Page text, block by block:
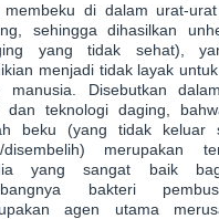
membeku di dalam urat-
sehingga dihasilkan
yang tidak sehat),
menjadi tidak layak
manusia. Disebutkan
dan teknologi daging,
beku (yang tidak keluar
disembelih) merupakan
yang sangat baik
bakteri
agen utama